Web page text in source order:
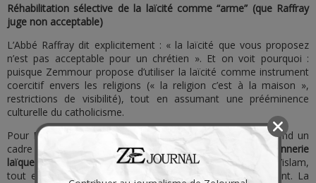
Réhabilitation sélective de la laïcité comme “arme” (que Raffray
juge non acceptable)
L’Abbé Raffray dit explicitement : « la laïcité que vous proposez
n’est pas acceptable pour un chrétien ». Et on voit pourquoi :
puisque Zemmour propose d’utiliser la laïcité comme instrument
coercitif envers les religions (« la religion c’est à la maison »,
restrictions de visibilité), tout en assumant une prééminence
culturelle du catholicisme.
Pour Raffray, c’est typiquement “instrumentaliste” : on prend un
cadre historiquement vécu comme une arme
« Franc-maçonnerie
laïque »contre l’Église, et on le reconvertit en arme contre l’islam,
tout en demandant aux chrétiens de s’aligner politiquement. La